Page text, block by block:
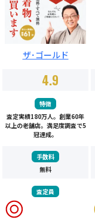
ザ･ゴールド
4.9
特徴
査定実績180万人。創業60年
以上の老舗店。満足度調査で5
冠達成。
手数料
無料
査定員